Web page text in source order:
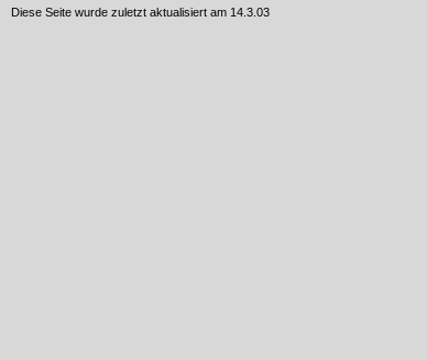
Diese Seite wurde zuletzt aktualisiert am 14.3.03